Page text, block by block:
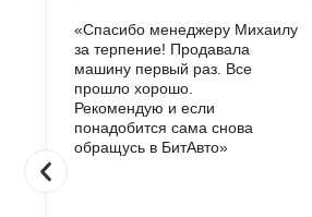
«Спасибо менеджеру Михаилу
за терпение! Продавала
машину первый раз. Все
прошло хорошо.
Рекомендую и если
понадобится сама снова
обращусь в БитАвто»